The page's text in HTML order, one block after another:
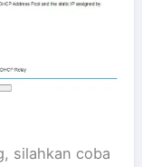
silahkan coba